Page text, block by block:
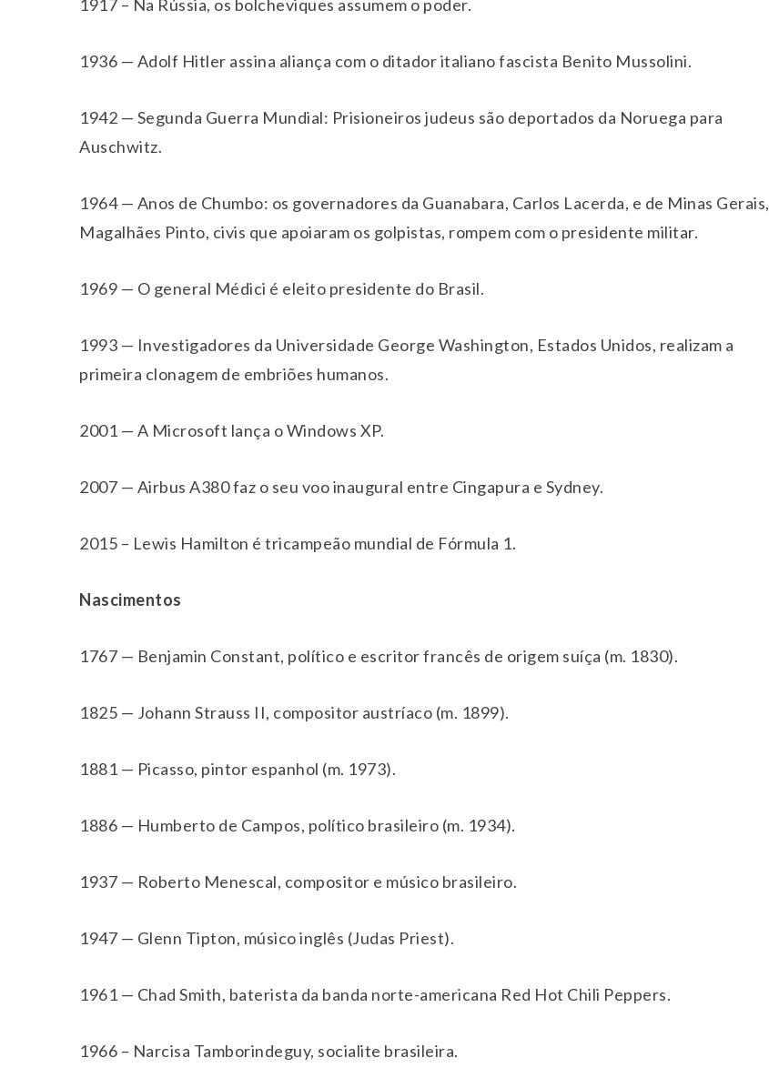
1917 – Na Rússia, os bolcheviques assumem o poder.
1936 — Adolf Hitler assina aliança com o ditador italiano fascista Benito Mussolini.
1942 — Segunda Guerra Mundial: Prisioneiros judeus são deportados da Noruega para
Auschwitz.
1964 — Anos de Chumbo: os governadores da Guanabara, Carlos Lacerda, e de Minas Gerais,
Magalhães Pinto, civis que apoiaram os golpistas, rompem com o presidente militar.
1969 — O general Médici é eleito presidente do Brasil.
1993 — Investigadores da Universidade George Washington, Estados Unidos, realizam a
primeira clonagem de embriões humanos.
2001 — A Microsoft lança o Windows XP.
2007 — Airbus A380 faz o seu voo inaugural entre Cingapura e Sydney.
2015 – Lewis Hamilton é tricampeão mundial de Fórmula 1.
Nascimentos
1767 — Benjamin Constant, político e escritor francês de origem suíça (m. 1830).
1825 — Johann Strauss II, compositor austríaco (m. 1899).
1881 — Picasso, pintor espanhol (m. 1973).
1886 — Humberto de Campos, político brasileiro (m. 1934).
1937 — Roberto Menescal, compositor e músico brasileiro.
1947 — Glenn Tipton, músico inglês (Judas Priest).
1961 — Chad Smith, baterista da banda norte-americana Red Hot Chili Peppers.
1966 – Narcisa Tamborindeguy, socialite brasileira.